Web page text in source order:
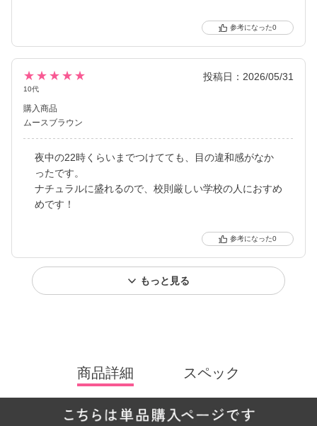
0
★★★★★
10代
投稿日：2026/05/31
購入商品
ムースブラウン
夜中の22時くらいまでつけてても、目の違和感がなか
ったです。
ナチュラルに盛れるので、校則厳しい学校の人におすめ
めです！
0
もっと見る
商品詳細 スペック